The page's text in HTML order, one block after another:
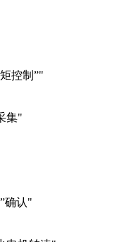
控制”"
集"
确认"